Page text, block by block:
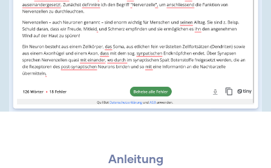
Anleitung